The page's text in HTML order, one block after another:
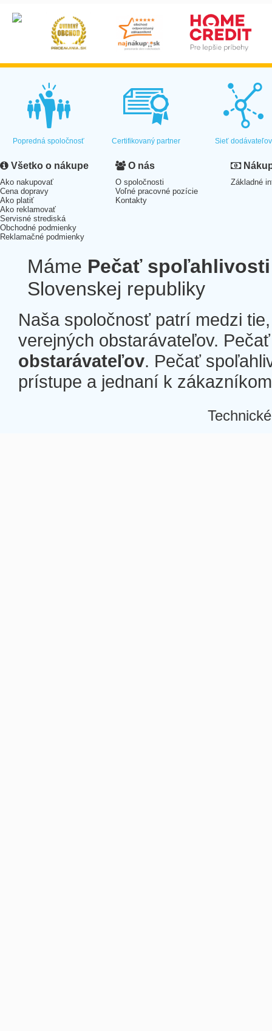
Popredná spoločnosť Certifikovaný partner Sieť dodávateľov
Všetko o nákupe
Ako nakupovať
Cena dopravy
Ako platiť
Ako reklamovať
Servisné strediská
Obchodné podmienky
Reklamačné podmienky
O nás
O spoločnosti
Voľné pracovné pozície
Kontakty
Základné
Máme Pečať spoľahlivosti
Slovenskej republiky
Naša spoločnosť patrí medzi
verejných obstarávateľov.
obstarávateľov. Pečať
prístupe a jednaní k